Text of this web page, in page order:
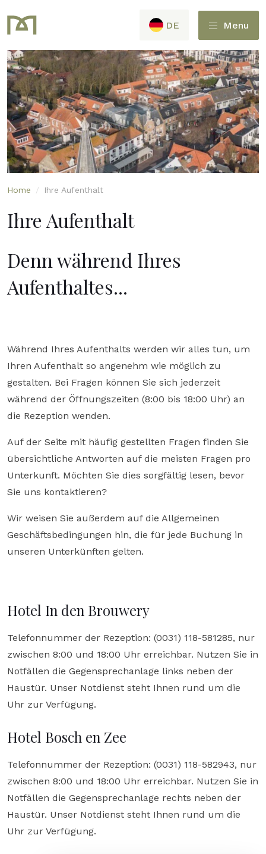
Menu
DE
Home / Ihre Aufenthalt
Ihre Aufenthalt
Denn während Ihres
Aufenthaltes...
Während Ihres Aufenthalts werden wir alles tun, um
Ihren Aufenthalt so angenehm wie möglich zu
gestalten. Bei Fragen können Sie sich jederzeit
während der Öffnungszeiten (8:00 bis 18:00 Uhr) an
die Rezeption wenden.
Auf der Seite mit häufig gestellten Fragen finden Sie
übersichtliche Antworten auf die meisten Fragen pro
Unterkunft. Möchten Sie dies sorgfältig lesen, bevor
Sie uns kontaktieren?
Wir weisen Sie außerdem auf die Allgemeinen
Geschäftsbedingungen hin, die für jede Buchung in
unseren Unterkünften gelten.
Hotel In den Brouwery
Telefonnummer der Rezeption: (0031) 118-581285, nur
zwischen 8:00 und 18:00 Uhr erreichbar. Nutzen Sie in
Notfällen die Gegensprechanlage links neben der
Haustür. Unser Notdienst steht Ihnen rund um die
Uhr zur Verfügung.
Hotel Bosch en Zee
Telefonnummer der Rezeption: (0031) 118-582943, nur
zwischen 8:00 und 18:00 Uhr erreichbar. Nutzen Sie in
Notfällen die Gegensprechanlage rechts neben der
Haustür. Unser Notdienst steht Ihnen rund um die
Uhr zur Verfügung.